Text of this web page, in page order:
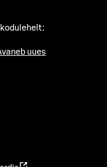
uues